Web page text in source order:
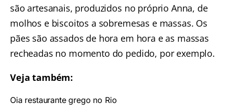
são artesanais, produzidos no próprio Anna, de
molhos e biscoitos a sobremesas e massas. Os
pães são assados de hora em hora e as massas
recheadas no momento do pedido, por exemplo.
Veja também:
Oia restaurante grego no Rio